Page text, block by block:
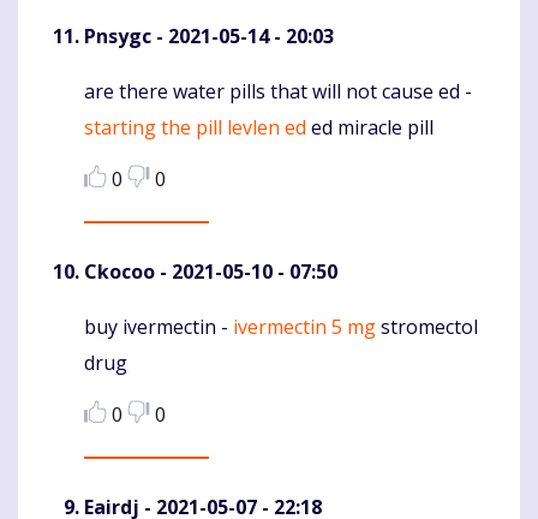
Pnsygc - 2021-05-14 - 20:03
Komentaras
are there water pills that will not cause ed -
starting the pill levlen ed ed miracle pill
0
0
Ckocoo - 2021-05-10 - 07:50
Komentaras
buy ivermectin - ivermectin 5 mgstromectol
drug
0
0
Eairdj - 2021-05-07 - 22:18